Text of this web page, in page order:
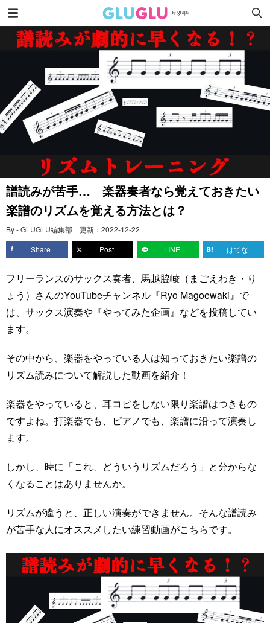
譜読みが苦手… 楽器奏者なら覚えておきたい
楽譜のリズムを覚える方法とは？
By - GLUGLU編集部 更新： 2022-12-22
Share
Post LINE はてな
フリーランスのサックス奏者、馬越脇崚（まごえわき・り
ょう）さんのYouTubeチャンネル『Ryo Magoewaki』で
は、サックス演奏や『やってみた企画』などを投稿してい
ます。
その中から、楽器をやっている人は知っておきたい楽譜の
リズム読みについて解説した動画を紹介！
楽器をやっていると、耳コピをしない限り楽譜はつきもの
ですよね。打楽器でも、ピアノでも、楽譜に沿って演奏し
ます。
しかし、時に「これ、どういうリズムだろう」と分からな
くなることはありませんか。
リズムが違うと、正しい演奏ができません。そんな譜読み
が苦手な人にオススメしたい練習動画がこちらです。